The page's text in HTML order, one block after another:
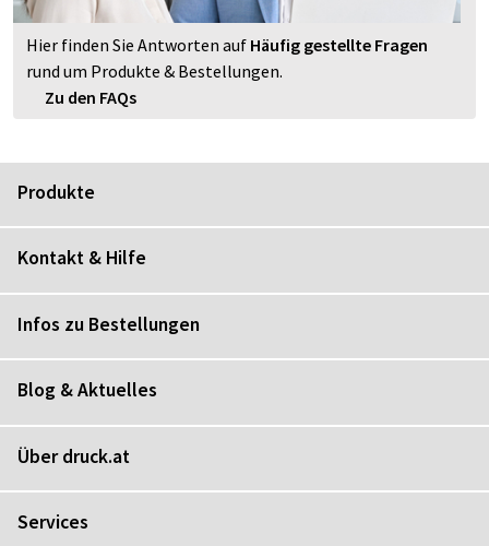
Hier finden Sie Antworten auf Häufig gestellte Fragen
rund um Produkte & Bestellungen.
Zu den FAQs
Produkte
Kontakt & Hilfe
Infos zu Bestellungen
Blog & Aktuelles
Über druck.at
Services